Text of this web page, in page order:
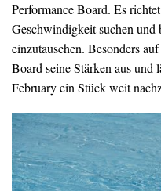
Performance Board. Es
Geschwindigkeit suchen und
einzutauschen. Besonders
Board seine Stärken aus
February ein Stück weit